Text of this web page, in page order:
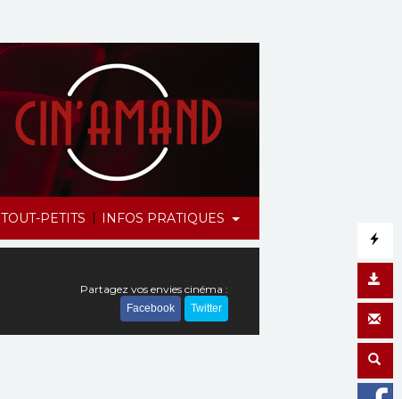
TOUT-PETITS | INFOS PRATIQUES
Partagez vos envies cinéma :
Facebook Twitter